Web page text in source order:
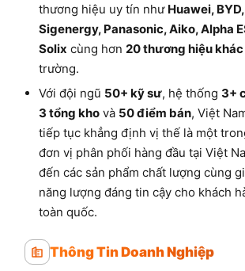
thương hiệu uy tín như Huawei,
Sigenergy, Panasonic, Aiko, Alpha
Solix cùng hơn 20 thương hiệu khác
trường.
Với đội ngũ 50+ kỹ sư, hệ thống 3+
3 tổng kho và 50 điểm bán, Việt
tiếp tục khẳng định vị thế là một
đơn vị phân phối hàng đầu tại Việt
đến các sản phẩm chất lượng cùng
năng lượng đáng tin cậy cho khách
toàn quốc.
Thông Tin Doanh Nghiệp